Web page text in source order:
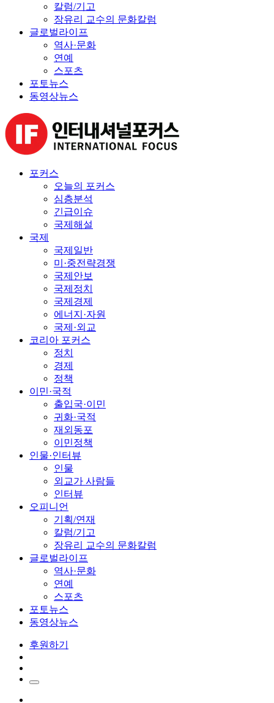
칼럼/기고
장유리 교수의 문화칼럼
글로벌라이프
역사·문화
연예
스포츠
포토뉴스
동영상뉴스
포커스
오늘의 포커스
심층분석
긴급이슈
국제해설
국제
국제일반
미·중전략경쟁
국제안보
국제정치
국제경제
에너지·자원
국제·외교
코리아 포커스
정치
경제
정책
이민·국적
출입국·이민
귀화·국적
재외동포
이민정책
인물·인터뷰
인물
외교가 사람들
인터뷰
오피니언
기획/연재
칼럼/기고
장유리 교수의 문화칼럼
글로벌라이프
역사·문화
연예
스포츠
포토뉴스
동영상뉴스
후원하기